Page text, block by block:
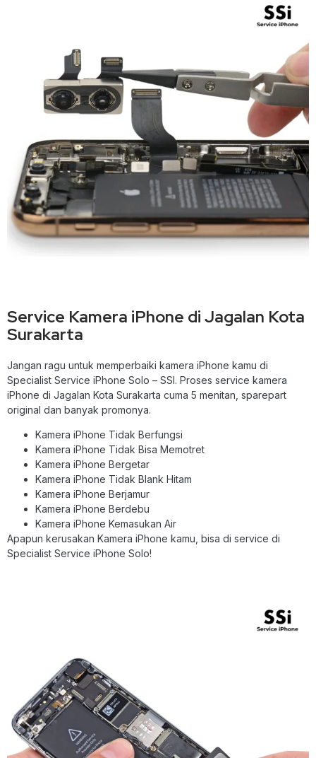
Service Kamera iPhone di Jagalan Kota
Surakarta
Jangan ragu untuk memperbaiki kamera iPhone kamu di
Specialist Service iPhone Solo – SSI. Proses service kamera
iPhone di Jagalan Kota Surakarta cuma 5 menitan, sparepart
original dan banyak promonya.
Kamera iPhone Tidak Berfungsi
Kamera iPhone Tidak Bisa Memotret
Kamera iPhone Bergetar
Kamera iPhone Tidak Blank Hitam
Kamera iPhone Berjamur
Kamera iPhone Berdebu
Kamera iPhone Kemasukan Air
Apapun kerusakan Kamera iPhone kamu, bisa di service di
Specialist Service iPhone Solo!